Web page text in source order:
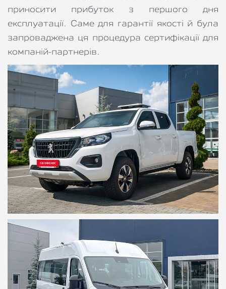
приносити прибуток з першого дня
експлуатації. Саме для гарантії якості й була
запроваджена ця процедура сертифікації для
компаній-партнерів.